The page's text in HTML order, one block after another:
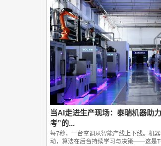
当AI走进生产现场：泰瑞机器助
考”的...
每7秒，一台空调从智能产线上下线。机
动，算法在后台持续学习与决策——这是